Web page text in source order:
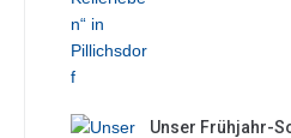
Unser Frühjahr-